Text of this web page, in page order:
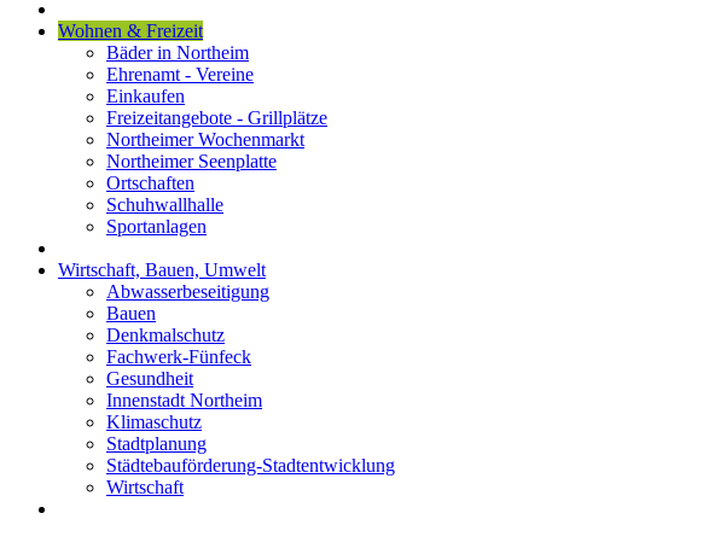
Wohnen & Freizeit
Bäder in Northeim
Ehrenamt - Vereine
Einkaufen
Freizeitangebote - Grillplätze
Northeimer Wochenmarkt
Northeimer Seenplatte
Ortschaften
Schuhwallhalle
Sportanlagen
Wirtschaft, Bauen, Umwelt
Abwasserbeseitigung
Bauen
Denkmalschutz
Fachwerk-Fünfeck
Gesundheit
Innenstadt Northeim
Klimaschutz
Stadtplanung
Städtebauförderung-Stadtentwicklung
Wirtschaft